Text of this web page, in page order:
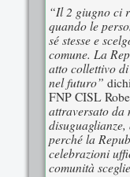
“Il 2 giugno ci
quando le
sé stesse e
comune. La
atto collettivo
nel futuro”
FNP CISL
attraversato da
perché la
celebrazioni
comunità